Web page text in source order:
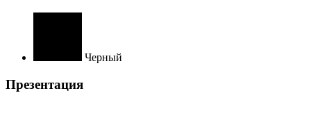
Черный
Презентация